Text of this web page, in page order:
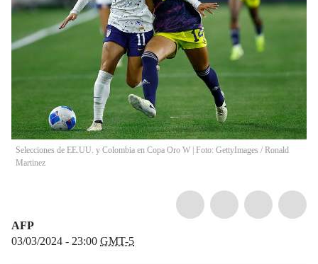
Selecciones de EE.UU. y Colombia en Copa Oro W | Foto: GettyImages / Ronald
Martinez
AFP
03/03/2024 - 23:00 GMT-5